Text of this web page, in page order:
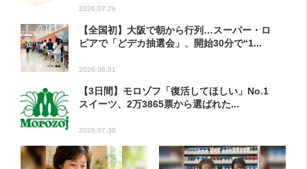
2026.07.29
【全国初】大阪で朝から行列…スーパー・ロ
ピアで「どデカ抽選会」、開始30分で“1...
2026.08.01
【3日間】モロゾフ「復活してほしい」No.1
スイーツ、2万3865票から選ばれた...
2026.07.30